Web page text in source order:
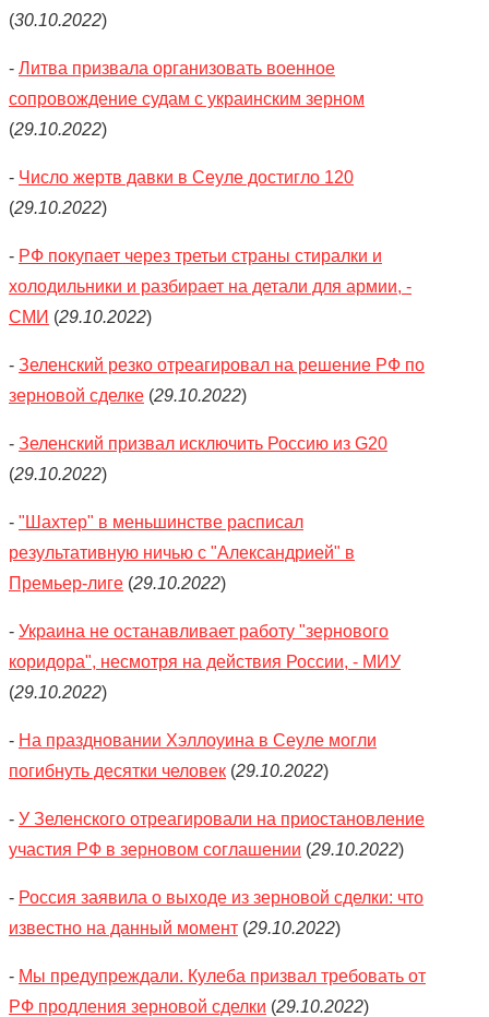
ТРАНСПОРТ
КУДА ПОЙТИ
АВТОБАЗАР
РАБОТА
>
(30.10.2022)
- Литва призвала организовать военное
сопровождение судам с украинским зерном
(29.10.2022)
- Число жертв давки в Сеуле достигло 120
(29.10.2022)
- РФ покупает через третьи страны стиралки и
холодильники и разбирает на детали для армии, -
СМИ (29.10.2022)
- Зеленский резко отреагировал на решение РФ по
зерновой сделке (29.10.2022)
- Зеленский призвал исключить Россию из G20
(29.10.2022)
- "Шахтер" в меньшинстве расписал
результативную ничью с "Александрией" в
Премьер-лиге (29.10.2022)
- Украина не останавливает работу "зернового
коридора", несмотря на действия России, - МИУ
(29.10.2022)
- На праздновании Хэллоуина в Сеуле могли
погибнуть десятки человек (29.10.2022)
- У Зеленского отреагировали на приостановление
участия РФ в зерновом соглашении (29.10.2022)
- Россия заявила о выходе из зерновой сделки: что
известно на данный момент (29.10.2022)
- Мы предупреждали. Кулеба призвал требовать от
РФ продления зерновой сделки (29.10.2022)